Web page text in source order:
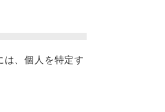
は、個人を特定す